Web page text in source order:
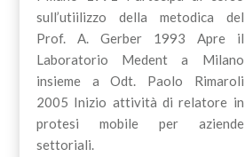
sull’utiilizzo della metodica del
Prof. A. Gerber 1993 Apre il
Laboratorio Medent a Milano
insieme a Odt. Paolo Rimaroli
2005 Inizio attività di relatore in
protesi mobile per aziende
settoriali.